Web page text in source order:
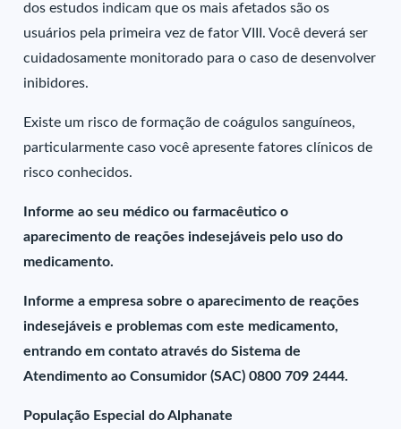
dos estudos indicam que os mais afetados são os
usuários pela primeira vez de fator VIII. Você deverá ser
cuidadosamente monitorado para o caso de desenvolver
inibidores.
Existe um risco de formação de coágulos sanguíneos,
particularmente caso você apresente fatores clínicos de
risco conhecidos.
Informe ao seu médico ou farmacêutico o
aparecimento de reações indesejáveis pelo uso do
medicamento.
Informe a empresa sobre o aparecimento de reações
indesejáveis e problemas com este medicamento,
entrando em contato através do Sistema de
Atendimento ao Consumidor (SAC) 0800 709 2444.
População Especial do Alphanate